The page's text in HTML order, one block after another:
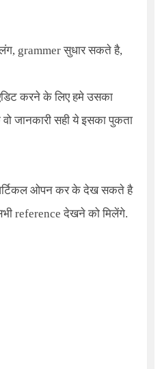
grammer सुधार सकते है,
करने के लिए हमे उसका
जानकारी सही ये इसका पुकता
आर्टिकल ओपन कर के देख सकते है
reference देखने को मिलेंगे.